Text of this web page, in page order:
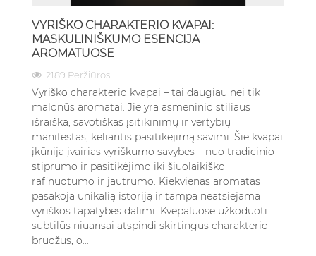
VYRIŠKO CHARAKTERIO KVAPAI:
MASKULINIŠKUMO ESENCIJA
AROMATUOSE
2189 Peržiūros
Vyriško charakterio kvapai – tai daugiau nei tik
malonūs aromatai. Jie yra asmeninio stiliaus
išraiška, savotiškas įsitikinimų ir vertybių
manifestas, keliantis pasitikėjimą savimi. Šie kvapai
įkūnija įvairias vyriškumo savybes – nuo tradicinio
stiprumo ir pasitikėjimo iki šiuolaikiško
rafinuotumo ir jautrumo. Kiekvienas aromatas
pasakoja unikalią istoriją ir tampa neatsiejama
vyriškos tapatybės dalimi. Kvepaluose užkoduoti
subtilūs niuansai atspindi skirtingus charakterio
bruožus, o...